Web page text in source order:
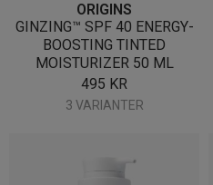
ORIGINS
GINZING™ SPF 40 ENERGY-
BOOSTING TINTED
MOISTURIZER 50 ML
495 KR
3 VARIANTER